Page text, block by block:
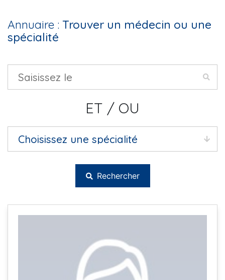
Annuaire : Trouver un médecin ou une
spécialité
ET / OU
Rechercher